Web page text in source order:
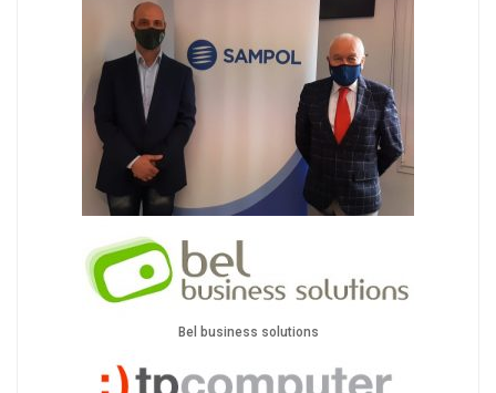
Bel business solutions